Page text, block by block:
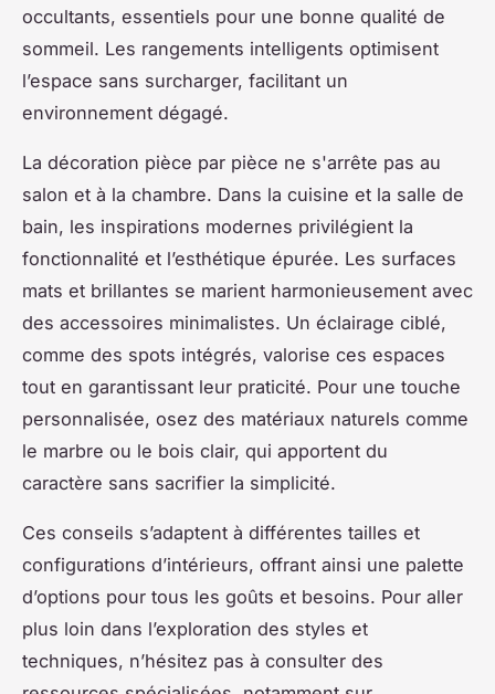
occultants, essentiels pour une bonne qualité de
sommeil. Les rangements intelligents optimisent
l’espace sans surcharger, facilitant un
environnement dégagé.
La décoration pièce par pièce ne s'arrête pas au
salon et à la chambre. Dans la cuisine et la salle de
bain, les inspirations modernes privilégient la
fonctionnalité et l’esthétique épurée. Les surfaces
mats et brillantes se marient harmonieusement avec
des accessoires minimalistes. Un éclairage ciblé,
comme des spots intégrés, valorise ces espaces
tout en garantissant leur praticité. Pour une touche
personnalisée, osez des matériaux naturels comme
le marbre ou le bois clair, qui apportent du
caractère sans sacrifier la simplicité.
Ces conseils s’adaptent à différentes tailles et
configurations d’intérieurs, offrant ainsi une palette
d’options pour tous les goûts et besoins. Pour aller
plus loin dans l’exploration des styles et
techniques, n’hésitez pas à consulter des